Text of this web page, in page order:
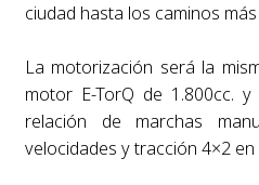
ciudad hasta los caminos
La motorización será la
motor E-TorQ de 1.800cc.
relación de marchas
velocidades y tracción 4×2